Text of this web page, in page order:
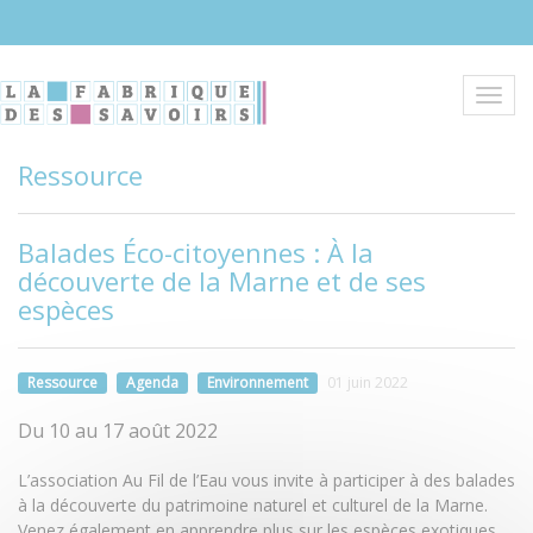
principal
Ressource
Balades Éco-citoyennes : À la
découverte de la Marne et de ses
espèces
Ressource Agenda Environnement 01 juin 2022
Du 10 au 17 août 2022
L’association Au Fil de l’Eau vous invite à participer à des balades
à la découverte du patrimoine naturel et culturel de la Marne.